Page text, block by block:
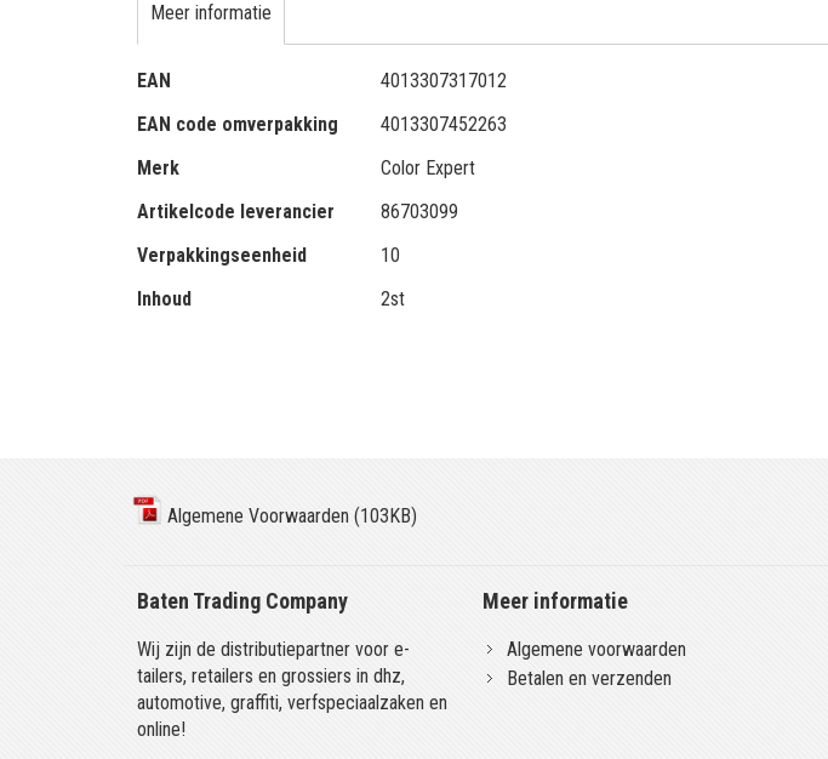
begin
de
gallerij
Meer informatie
Meer
EAN
4013307317012
EAN code omverpakking
4013307452263
Merk
Color Expert
Artikelcode leverancier
86703099
Verpakkingseenheid
10
Inhoud
2st
Algemene Voorwaarden (103KB)
Baten Trading Company
Wij zijn de distributiepartner voor e-
tailers, retailers en grossiers in dhz,
automotive, graffiti, verfspeciaalzaken en
online!
Meer informatie
Algemene voorwaarden
Betalen en verzenden